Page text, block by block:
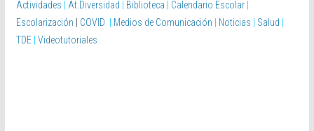
Actividades At.Diversidad Biblioteca Calendario Escolar
Escolarización
COVID Medios de Comunicación Noticias Salud
TDE Videotutoriales